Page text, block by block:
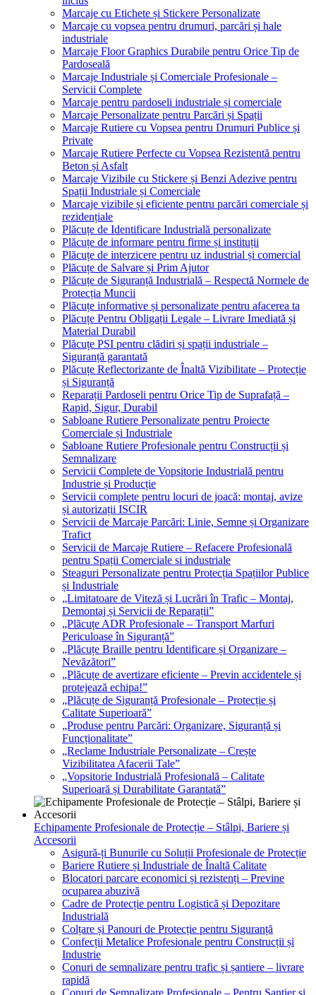
Marcaje cu Etichete și Stickere Personalizate
Marcaje cu vopsea pentru drumuri, parcări și hale
industriale
Marcaje Floor Graphics Durabile pentru Orice Tip de
Pardoseală
Marcaje Industriale și Comerciale Profesionale –
Servicii Complete
Marcaje pentru pardoseli industriale și comerciale
Marcaje Personalizate pentru Parcări și Spații
Marcaje Rutiere cu Vopsea pentru Drumuri Publice și
Private
Marcaje Rutiere Perfecte cu Vopsea Rezistentă pentru
Beton și Asfalt
Marcaje Vizibile cu Stickere și Benzi Adezive pentru
Spații Industriale și Comerciale
Marcaje vizibile și eficiente pentru parcări comerciale și
rezidențiale
Plăcuțe de Identificare Industrială personalizate
Plăcuțe de informare pentru firme și instituții
Plăcuțe de interzicere pentru uz industrial și comercial
Plăcuțe de Salvare și Prim Ajutor
Plăcuțe de Siguranță Industrială – Respectă Normele de
Protecția Muncii
Plăcuțe informative și personalizate pentru afacerea ta
Plăcuțe Pentru Obligații Legale – Livrare Imediată și
Material Durabil
Plăcuțe PSI pentru clădiri și spații industriale –
Siguranță garantată
Plăcuțe Reflectorizante de Înaltă Vizibilitate – Protecție
și Siguranță
Reparații Pardoseli pentru Orice Tip de Suprafață –
Rapid, Sigur, Durabil
Sabloane Rutiere Personalizate pentru Proiecte
Comerciale și Industriale
Sabloane Rutiere Profesionale pentru Construcții și
Semnalizare
Servicii Complete de Vopsitorie Industrială pentru
Industrie și Producție
Servicii complete pentru locuri de joacă: montaj, avize
și autorizații ISCIR
Servicii de Marcaje Parcări: Linie, Semne și Organizare
Trafict
Servicii de Marcaje Rutiere – Refacere Profesională
pentru Spații Comerciale si industriale
Steaguri Personalizate pentru Protecția Spațiilor Publice
și Industriale
„Limitatoare de Viteză și Lucrări în Trafic – Montaj,
Demontaj și Servicii de Reparații”
„Plăcuțe ADR Profesionale – Transport Marfuri
Periculoase în Siguranță”
„Plăcuțe Braille pentru Identificare și Organizare –
Nevăzători”
„Plăcuțe de avertizare eficiente – Previn accidentele și
protejează echipa!”
„Plăcuțe de Siguranță Profesionale – Protecție și
Calitate Superioară”
„Produse pentru Parcări: Organizare, Siguranță și
Funcționalitate”
„Reclame Industriale Personalizate – Crește
Vizibilitatea Afacerii Tale”
„Vopsitorie Industrială Profesională – Calitate
Superioară și Durabilitate Garantată”
Echipamente Profesionale de Protecție – Stâlpi, Bariere și
Accesorii
Asigură-ți Bunurile cu Soluții Profesionale de Protecție
Bariere Rutiere și Industriale de Înaltă Calitate
Blocatori parcare economici și rezistenți – Previne
ocuparea abuzivă
Cadre de Protecție pentru Logistică și Depozitare
Industrială
Colțare și Panouri de Protecție pentru Siguranță
Confecții Metalice Profesionale pentru Construcții și
Industrie
Conuri de semnalizare pentru trafic și șantiere – livrare
rapidă
Conuri de Semnalizare Profesionale – Pentru Șantier și